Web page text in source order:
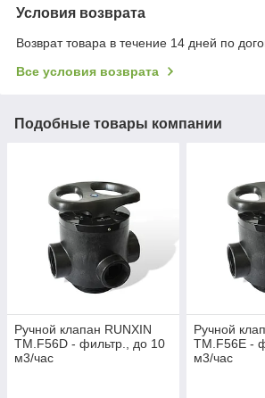
Условия возврата
Возврат товара в течение 14 дней по
Все условия возврата
Подобные товары компании
Ручной клапан RUNXIN
TM.F56D - фильтр., до 10
м3/час
Ручной
TM.F56E -
м3/час